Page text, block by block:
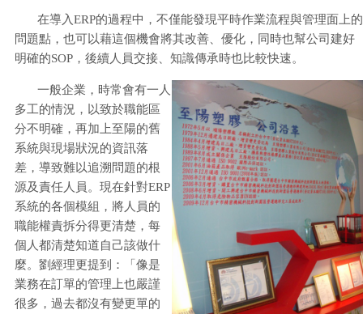
在導入ERP的過程中，不僅能發現平時作業流程與管理面上的
問題點，也可以藉這個機會將其改善、優化，同時也幫公司建好
明確的SOP，後續人員交接、知識傳承時也比較快速。
一般企業，時常會有一人
多工的情況，以致於職能區
分不明確，再加上至陽的舊
系統與現場狀況的資訊落
差，導致難以追溯問題的根
源及責任人員。現在針對ERP
系統的各個模組，將人員的
職能權責拆分得更清楚，每
個人都清楚知道自己該做什
麼。劉經理更提到：「像是
業務在訂單的管理上也嚴謹
很多，過去都沒有變更單的